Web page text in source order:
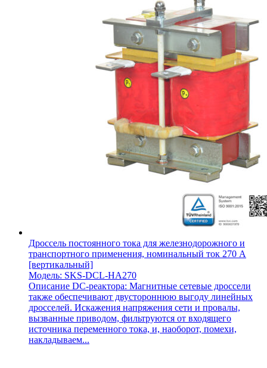
Дроссель постоянного тока для железнодорожного и
транспортного применения, номинальный ток 270 А
[вертикальный]
Модель: SKS-DCL-HA270
Описание DC-реактора: Магнитные сетевые дроссели
также обеспечивают двустороннюю выгоду линейных
дросселей. Искажения напряжения сети и провалы,
вызванные приводом, фильтруются от входящего
источника переменного тока, и, наоборот, помехи,
накладываем...